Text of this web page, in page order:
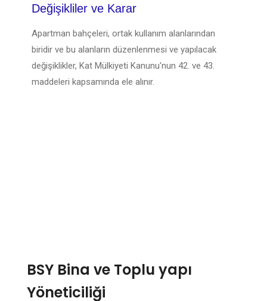
Değişikliler ve Karar
Apartman bahçeleri, ortak kullanım alanlarından
biridir ve bu alanların düzenlenmesi ve yapılacak
değişiklikler, Kat Mülkiyeti Kanunu'nun 42. ve 43.
maddeleri kapsamında ele alınır.
BSY Bina ve Toplu yapı
Yöneticiliği